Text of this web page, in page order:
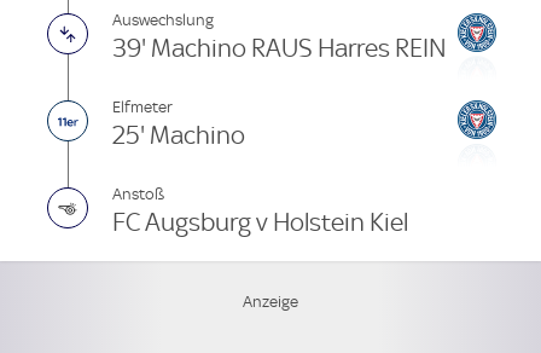
Auswechslung
39' Machino RAUS Harres REIN
Elfmeter
25' Machino
Anstoß
FC Augsburg v Holstein Kiel